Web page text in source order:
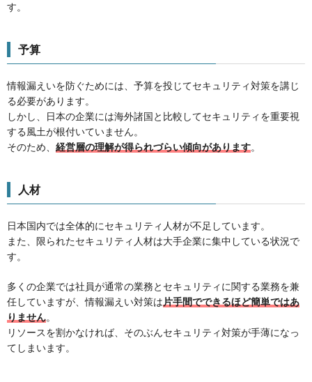
す。
予算
情報漏えいを防ぐためには、予算を投じてセキュリティ対策を講じ
る必要があります。
しかし、日本の企業には海外諸国と比較してセキュリティを重要視
する風土が根付いていません。
そのため、 経営層の理解が得られづらい傾向があります。
人材
日本国内では全体的にセキュリティ人材が不足しています。
また、限られたセキュリティ人材は大手企業に集中している状況で
す。
多くの企業では社員が通常の業務とセキュリティに関する業務を兼
任していますが、情報漏えい対策は片手間でできるほど簡単ではあ
りません。
リソースを割かなければ、そのぶんセキュリティ対策が手薄になっ
てしまいます。